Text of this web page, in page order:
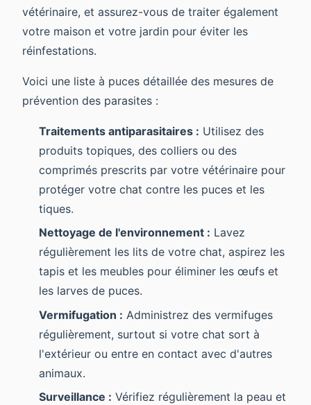
vétérinaire, et assurez-vous de traiter également
votre maison et votre jardin pour éviter les
réinfestations.
Voici une liste à puces détaillée des mesures de
prévention des parasites :
Traitements antiparasitaires : Utilisez des
produits topiques, des colliers ou des
comprimés prescrits par votre vétérinaire pour
protéger votre chat contre les puces et les
tiques.
Nettoyage de l'environnement : Lavez
régulièrement les lits de votre chat, aspirez les
tapis et les meubles pour éliminer les œufs et
les larves de puces.
Vermifugation : Administrez des vermifuges
régulièrement, surtout si votre chat sort à
l'extérieur ou entre en contact avec d'autres
animaux.
Surveillance : Vérifiez régulièrement la peau et